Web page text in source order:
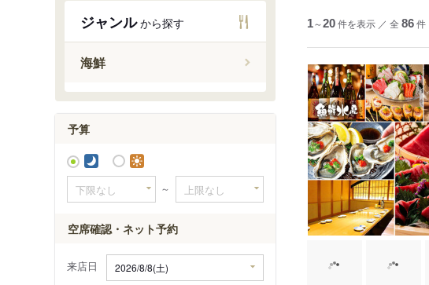
八甲田山
ジャンルから探す
海鮮
予算
～
空席確認・ネット予約
来店日
1～20件を表示 ／ 全 86件